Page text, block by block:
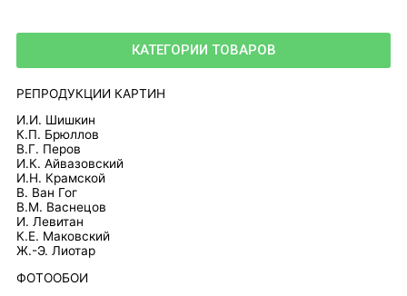
КАТЕГОРИИ ТОВАРОВ
РЕПРОДУКЦИИ КАРТИН
И.И. Шишкин
К.П. Брюллов
В.Г. Перов
И.К. Айвазовский
И.Н. Крамской
В. Ван Гог
В.М. Васнецов
И. Левитан
К.Е. Маковский
Ж.-Э. Лиотар
ФОТООБОИ